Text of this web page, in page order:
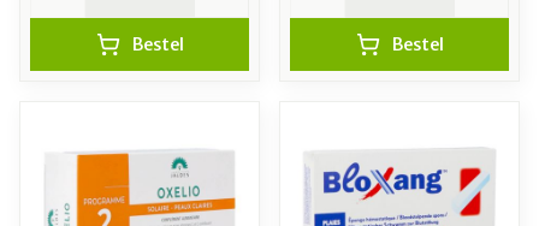
Bestel Bestel